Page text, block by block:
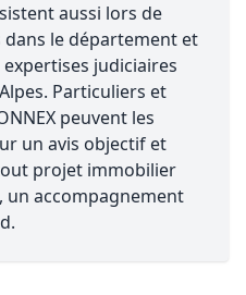
aussi lors de
le département et
judiciaires
Particuliers et
peuvent les
un avis objectif et
projet immobilier
un accompagnement